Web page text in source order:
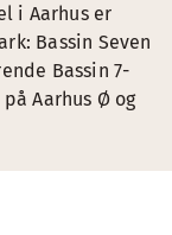
i Aarhus er
Bassin Seven
Bassin 7-
Aarhus Ø og